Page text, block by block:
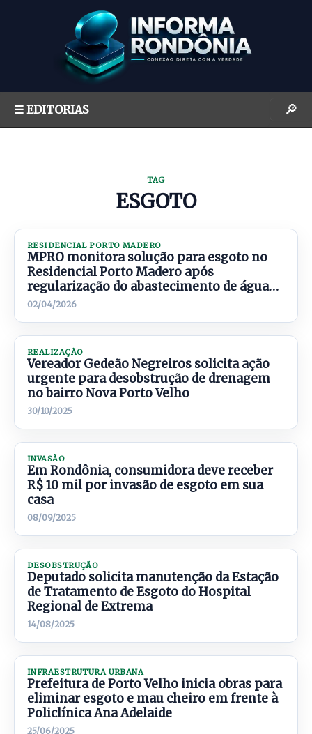
☰ EDITORIAS 🔎
TAG
ESGOTO
RESIDENCIAL PORTO MADERO
MPRO monitora solução para esgoto no
Residencial Porto Madero após
regularização do abastecimento de água
em Porto Velho
02/04/2026
REALIZAÇÃO
Vereador Gedeão Negreiros solicita ação
urgente para desobstrução de drenagem
no bairro Nova Porto Velho
30/10/2025
INVASÃO
Em Rondônia, consumidora deve receber
R$ 10 mil por invasão de esgoto em sua
casa
08/09/2025
DESOBSTRUÇÃO
Deputado solicita manutenção da Estação
de Tratamento de Esgoto do Hospital
Regional de Extrema
14/08/2025
INFRAESTRUTURA URBANA
Prefeitura de Porto Velho inicia obras para
eliminar esgoto e mau cheiro em frente à
Policlínica Ana Adelaide
25/06/2025